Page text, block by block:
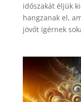
időszakát éljük
hangzanak el,
jövőt ígérnek